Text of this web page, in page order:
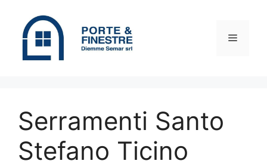
contenuto
Menu
Serramenti Santo
Stefano Ticino